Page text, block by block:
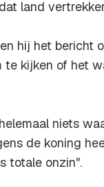
land
hij het bericht
kijken of het
niets
de koning
totale onzin".